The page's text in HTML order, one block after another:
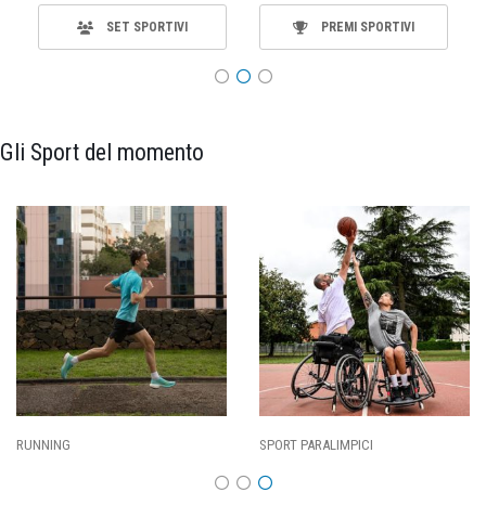
SET SPORTIVI PREMI SPORTIVI
Gli Sport del momento
SPORT PARALIMPICI CALCIO